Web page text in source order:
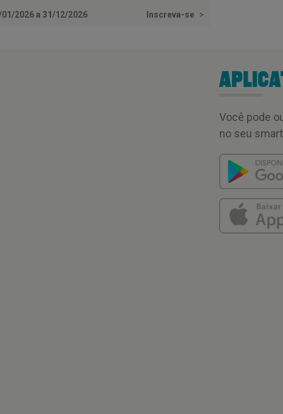
01/2026 a 31/12/2026 Inscreva-se >
Você pode
no seu